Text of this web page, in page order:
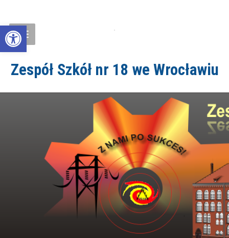
Open toolbar
Zespół Szkół nr 18 we Wrocławiu